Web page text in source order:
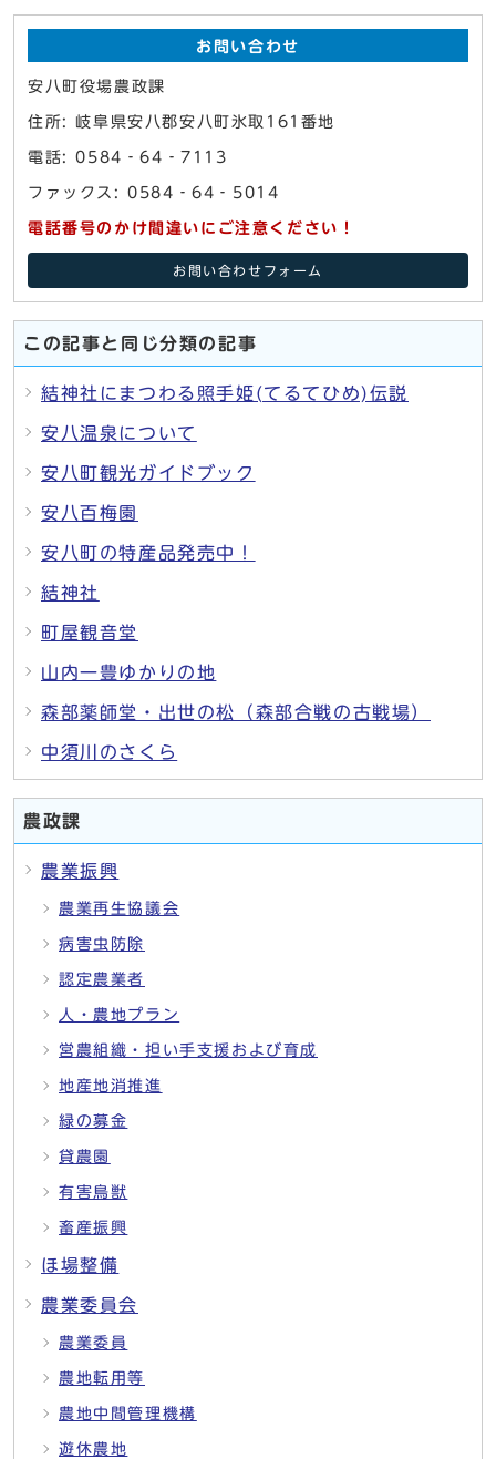
お問い合わせ
安八町役場農政課
住所: 岐阜県安八郡安八町氷取161番地
電話: 0584‐64‐7113
ファックス: 0584‐64‐5014
電話番号のかけ間違いにご注意ください！
お問い合わせフォーム
この記事と同じ分類の記事
結神社にまつわる照手姫(てるてひめ)伝説
安八温泉について
安八町観光ガイドブック
安八百梅園
安八町の特産品発売中！
結神社
町屋観音堂
山内一豊ゆかりの地
森部薬師堂・出世の松（森部合戦の古戦場）
中須川のさくら
農政課
農業振興
農業再生協議会
病害虫防除
認定農業者
人・農地プラン
営農組織・担い手支援および育成
地産地消推進
緑の募金
貸農園
有害鳥獣
畜産振興
ほ場整備
農業委員会
農業委員
農地転用等
農地中間管理機構
遊休農地